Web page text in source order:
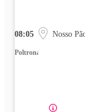
08:05 Nosso
Poltrona